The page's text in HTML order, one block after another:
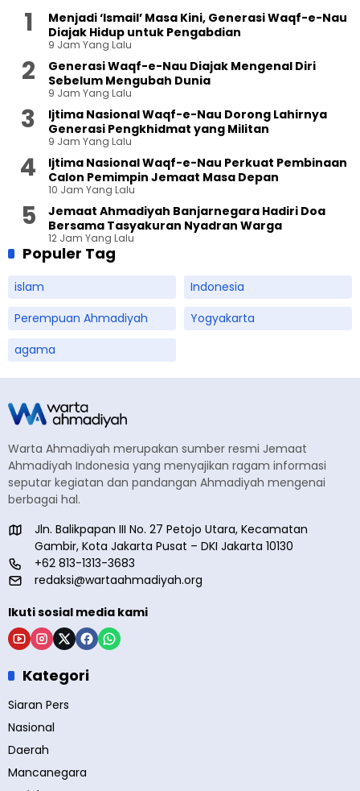
Menjadi ‘Ismail’ Masa Kini, Generasi Waqf-e-Nau
Diajak Hidup untuk Pengabdian
9 Jam Yang Lalu
Generasi Waqf-e-Nau Diajak Mengenal Diri
Sebelum Mengubah Dunia
9 Jam Yang Lalu
Ijtima Nasional Waqf-e-Nau Dorong Lahirnya
Generasi Pengkhidmat yang Militan
9 Jam Yang Lalu
Ijtima Nasional Waqf-e-Nau Perkuat Pembinaan
Calon Pemimpin Jemaat Masa Depan
10 Jam Yang Lalu
Jemaat Ahmadiyah Banjarnegara Hadiri Doa
Bersama Tasyakuran Nyadran Warga
12 Jam Yang Lalu
Populer Tag
islam
Indonesia
Perempuan Ahmadiyah
Yogyakarta
agama
Warta Ahmadiyah merupakan sumber resmi Jemaat
Ahmadiyah Indonesia yang menyajikan ragam informasi
seputar kegiatan dan pandangan Ahmadiyah mengenai
berbagai hal.
Jln. Balikpapan III No. 27 Petojo Utara, Kecamatan
Gambir, Kota Jakarta Pusat – DKI Jakarta 10130
+62 813-1313-3683
redaksi@wartaahmadiyah.org
Ikuti sosial media kami
Kategori
Siaran Pers
Nasional
Daerah
Mancanegara